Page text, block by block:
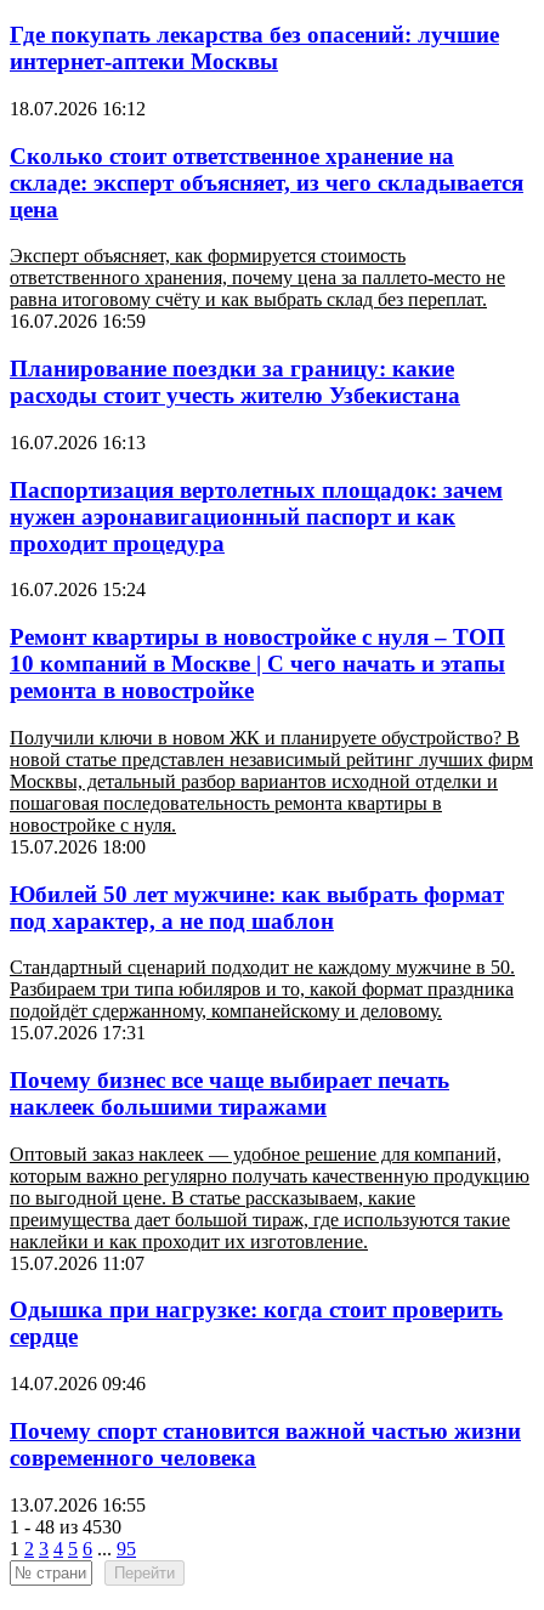
Где покупать лекарства без опасений: лучшие
интернет-аптеки Москвы
18.07.2026 16:12
Сколько стоит ответственное хранение на
складе: эксперт объясняет, из чего складывается
цена
Эксперт объясняет, как формируется стоимость
ответственного хранения, почему цена за паллето-место не
равна итоговому счёту и как выбрать склад без переплат.
16.07.2026 16:59
Планирование поездки за границу: какие
расходы стоит учесть жителю Узбекистана
16.07.2026 16:13
Паспортизация вертолетных площадок: зачем
нужен аэронавигационный паспорт и как
проходит процедура
16.07.2026 15:24
Ремонт квартиры в новостройке с нуля – ТОП
10 компаний в Москве | С чего начать и этапы
ремонта в новостройке
Получили ключи в новом ЖК и планируете обустройство? В
новой статье представлен независимый рейтинг лучших фирм
Москвы, детальный разбор вариантов исходной отделки и
пошаговая последовательность ремонта квартиры в
новостройке с нуля.
15.07.2026 18:00
Юбилей 50 лет мужчине: как выбрать формат
под характер, а не под шаблон
Стандартный сценарий подходит не каждому мужчине в 50.
Разбираем три типа юбиляров и то, какой формат праздника
подойдёт сдержанному, компанейскому и деловому.
15.07.2026 17:31
Почему бизнес все чаще выбирает печать
наклеек большими тиражами
Оптовый заказ наклеек — удобное решение для компаний,
которым важно регулярно получать качественную продукцию
по выгодной цене. В статье рассказываем, какие
преимущества дает большой тираж, где используются такие
наклейки и как проходит их изготовление.
15.07.2026 11:07
Одышка при нагрузке: когда стоит проверить
сердце
14.07.2026 09:46
Почему спорт становится важной частью жизни
современного человека
13.07.2026 16:55
1 - 48 из 4530
1 2 3 4 5 6 ... 95
Перейти